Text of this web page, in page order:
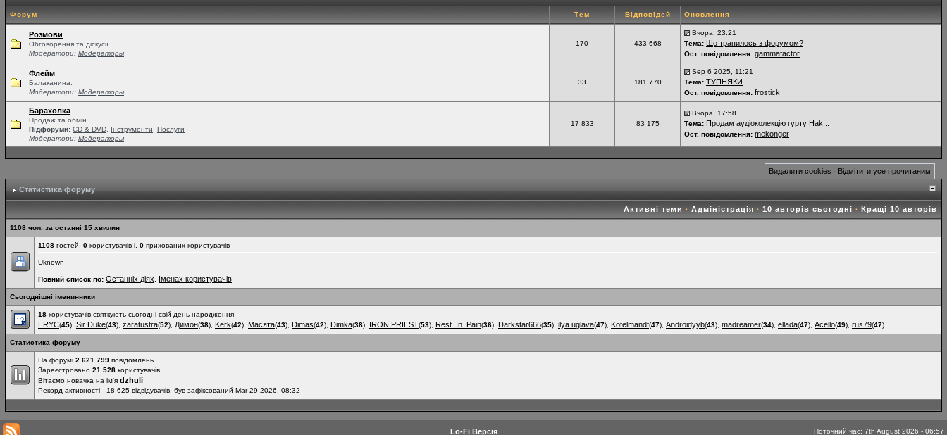
Форум Тем Відповідей Оновлення
Розмови
Обговорення та діскусії.
Модератори: Модераторы
170 433 668
Вчора, 23:21
Тема: Що трапилось з форумом?
Ост. повідомлення: gammafactor
Флейм
Балаканина.
Модератори: Модераторы
33 181 770
Sep 6 2025, 11:21
Тема: ТУПНЯКИ
Ост. повідомлення: frostick
Барахолка
Продаж та обмін.
Підфоруми: СD & DVD Інструменти
Послуги
Модератори: Модераторы
17 833 83 175
Вчора, 17:58
Тема: Продам аудіоколекцію гурту Hak...
Ост. повідомлення: mekonger
Видалити cookies Відмітити усе прочитаним
Статистика форуму
Активні теми · Адміністрація · 10 авторів сьогодні · Кращі 10 авторів
1108 чол. за останні 15 хвилин
1108 гостей, 0 користувачів і, 0 прихованих користувачів
Uknown
Повний список по: Останніх діях Іменах користувачів
Сьогоднішні іменинники
18 користувачів святкують сьогодні свій день народження
ERYC(45), Sir Duke(43), zaratustra(52), Димон(38), Kerk(42), Масята(43), Dimas(42), Dimka(38), IRON PRIEST(53), Rest_In_Pain(36), Darkstar666(35), ilya.uglava(47), Kotelmandf(47), Androidyyb(43), madreamer(34), ellada(47), Acello(49), rus79(47)
Статистика форуму
На форумі 2 621 799 повідомлень
Зареєстровано 21 528 користувачів
Вітаємо новачка на ім'я dzhuli
Рекорд активності - 18 625 відвідувачів, був зафіксований Mar 29 2026, 08:32
Lo-Fi Версія Поточний час: 7th August 2026 - 06:57